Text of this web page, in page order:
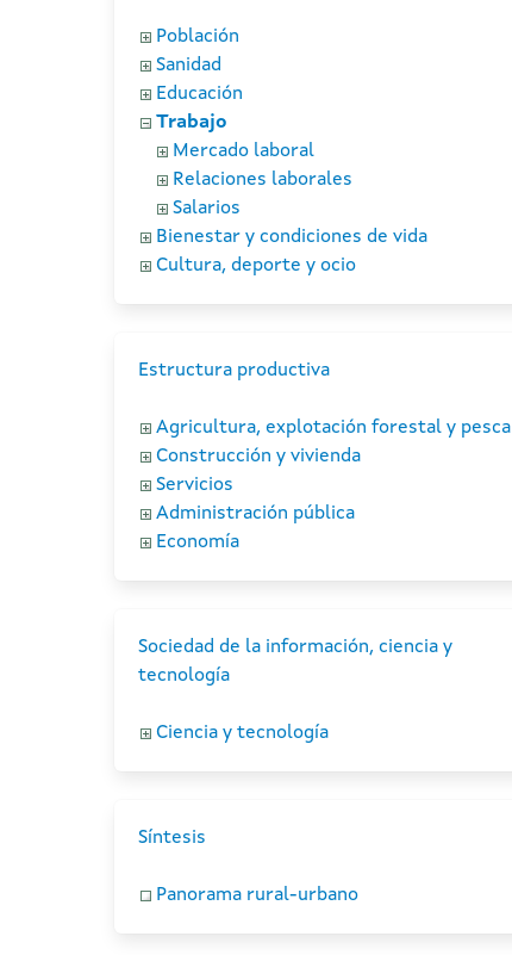
Población
Sanidad
Educación
Trabajo
Mercado laboral
Relaciones laborales
Salarios
Bienestar y condiciones de vida
Cultura, deporte y ocio
Estructura productiva
Agricultura, explotación forestal y pesca
Construcción y vivienda
Servicios
Administración pública
Economía
Sociedad de la información, ciencia y
tecnología
Ciencia y tecnología
Síntesis
Panorama rural-urbano